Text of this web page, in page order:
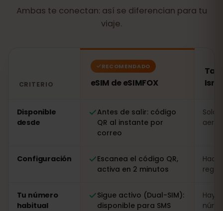
Ambas te conectan: así se diferencian para tu
viaje.
CRITERIO
RECOMENDADO
eSIM de eSIMFOX
Disponible
desde
Antes de salir: código
QR al instante por
correo
Solo
Configuración
Escanea el código QR,
activa en 2 minutos
Tu número
habitual
Sigue activo (Dual-SIM):
disponible para SMS
Hay